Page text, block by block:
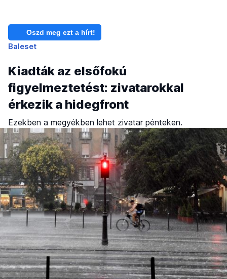
Oszd meg ezt a hírt!
Baleset
Kiadták az elsőfokú
figyelmeztetést: zivatarokkal
érkezik a hidegfront
Ezekben a megyékben lehet zivatar pénteken.